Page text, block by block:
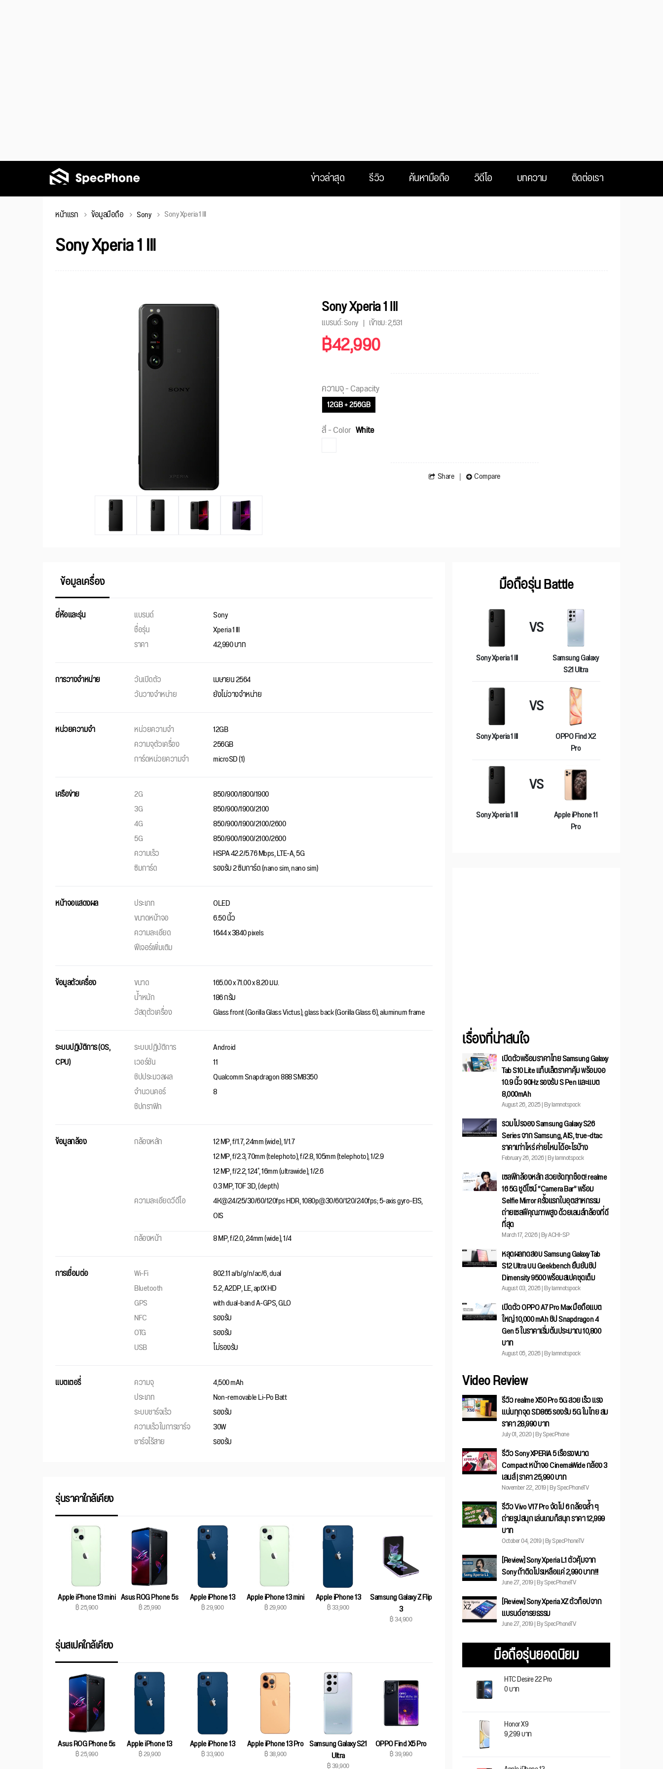
ข่าวล่าสุด รีวิว ค้นหามือถือ วิดีโอ บทความ ติดต่อเรา
หน้าแรก ข้อมูลมือถือ Sony Sony Xperia 1 IIl
Sony Xperia 1 IIl
Sony Xperia 1 IIl
แบรนด์: Sony เข้าชม:2,531
฿42,990
ความจุ - Capacity
12GB + 256GB
สี - Color White
Share Compare
ข้อมูลเครื่อง
ยี่ห้อและรุ่น แบรนด์
Sony
ชื่อรุ่น
Xperia 1 IIl
ราคา
42,990 บาท
การวางจำหน่าย วันเปิดตัว
เมษายน 2564
วันวางจำหน่าย
ยังไม่วางจำหน่าย
หน่วยความจำ หน่วยความจำ
12GB
ความจุตัวเครื่อง
256GB
การ์ดหน่วยความจำ
microSD (1)
เครือข่าย 2G
850/900/1800/1900
3G
850/900/1900/2100
4G
850/900/1900/2100/2600
5G
850/900/1900/2100/2600
ความเร็ว
HSPA 42.2/5.76 Mbps, LTE-A, 5G
ซิมการ์ด
รองรับ 2 ซิมการ์ด (nano sim, nano sim)
หน้าจอแสดงผล ประเภท
OLED
ขนาดหน้าจอ
6.50 นิ้ว
ความละเอียด
1644 x 3840 pixels
ฟีเจอร์เพิ่มเติม
ข้อมูลตัวเครื่อง ขนาด
165.00 x 71.00 x 8.20 มม.
น้ำหนัก
186 กรัม
วัสดุตัวเครื่อง
Glass front (Gorilla Glass Victus), glass back (Gorilla Glass 6), aluminum frame
ระบบปฏิบัติการ (OS,
CPU)
ระบบปฏิบัติการ
Android
เวอร์ชัน
11
ชิปประมวลผล
Qualcomm Snapdragon 888 SM8350
จำนวนคอร์
8
ชิปกราฟิก
ข้อมูลกล้อง กล้องหลัก
12 MP, f/1.7, 24mm (wide), 1/1.7
12 MP, f/2.3, 70mm (telephoto), f/2.8, 105mm (telephoto), 1/2.9
12 MP, f/2.2, 124˚, 16mm (ultrawide), 1/2.6
0.3 MP, TOF 3D, (depth)
ความละเอียดวีดีโอ
4K@24/25/30/60/120fps HDR, 1080p@30/60/120/240fps; 5-axis gyro-EIS,
OIS
กล้องหน้า
8 MP, f/2.0, 24mm (wide), 1/4
การเชื่อมต่อ Wi-Fi
802.11 a/b/g/n/ac/6, dual
Bluetooth
5.2, A2DP, LE, aptX HD
GPS
with dual-band A-GPS, GLO
NFC
รองรับ
OTG
รองรับ
USB
ไม่รองรับ
แบตเตอรี่ ความจุ
4,500 mAh
ประเภท
Non-removable Li-Po Batt
ระบบชาร์จเร็ว
รองรับ
ความเร็วในการชาร์จ
30W
ชาร์จไร้สาย
รองรับ
รุ่นราคาใกล้เคียง
Apple iPhone 13 mini
฿ 25,900
Asus ROG Phone 5s
฿ 25,990
Apple iPhone 13
฿ 29,900
Apple iPhone 13 mini
฿ 29,900
Apple iPhone 13
฿ 33,900
Samsung Galaxy Z Flip
3
฿ 34,900
รุ่นสเปคใกล้เคียง
Asus ROG Phone 5s
฿ 25,990
Apple iPhone 13
฿ 29,900
Apple iPhone 13
฿ 33,900
Apple iPhone 13 Pro
฿ 38,900
Samsung Galaxy S21
Ultra
฿ 39,900
OPPO Find X5 Pro
฿ 39,990
มือถือรุ่น Battle
Sony Xperia 1 IIl
VS
Samsung Galaxy
S21 Ultra
Sony Xperia 1 IIl
VS
OPPO Find X2
Pro
Sony Xperia 1 IIl
VS
Apple iPhone 11
Pro
เรื่องที่น่าสนใจ
เปิดตัวพร้อมราคาไทย Samsung Galaxy
Tab S10 Lite แท็บเล็ตราคาคุ้ม พร้อมจอ
10.9 นิ้ว 90Hz รองรับ S Pen และแบต
8,000mAh
August 26, 2025 | By Iamnotspock
รวมโปรจอง Samsung Galaxy S26
Series จาก Samsung, AIS, true-dtac
ราคาเท่าไหร่ ค่ายไหนได้อะไรบ้าง
February 26, 2026 | By Iamnotspock
เซลฟีกล้องหลัก สวยชัดทุกช็อต! realme
16 5G ชูดีไซน์ “Camera Bar” พร้อม
Selfie Mirror ครั้งแรกในอุตสาหกรรม
ถ่ายเซลฟีคุณภาพสูง ด้วยเลนส์กล้องที่ดี
ที่สุด
March 17, 2026 | By ACHI-SP
หลุดผลทดสอบ Samsung Galaxy Tab
S12 Ultra บน Geekbench ยืนยันชิป
Dimensity 9500 พร้อมสเปคชุดเต็ม
August 03, 2026 | By Iamnotspock
เปิดตัว OPPO A7 Pro Max มือถือแบต
ใหญ่ 10,000 mAh ชิป Snapdragon 4
Gen 5 ในราคาเริ่มต้นประมาณ 10,800
บาท
August 05, 2026 | By Iamnotspock
Video Review
รีวิว realme X50 Pro 5G สวย เร็ว แรง
แน่นทุกจุด SD865 รองรับ 5G ในไทย สม
ราคา 28,990 บาท
July 01, 2020 | By SpecPhone
รีวิว Sony XPERIA 5 เรือธงขนาด
Compact หน้าจอ CinemaWide กล้อง 3
เลนส์ | ราคา 25,990 บาท
November 22, 2019 | By SpecPhoneTV
รีวิว Vivo V17 Pro จัดไป 6 กล้องล้ำ ๆ
ถ่ายรูปสนุก เล่นเกมก็สนุก ราคา 12,999
บาท
October 04, 2019 | By SpecPhoneTV
[Review] Sony Xperia L1 ตัวคุ้มจาก
Sony ถ้าติดโปรเหลือแค่ 2,990 บาท!!!
June 27, 2019 | By SpecPhoneTV
[Review] Sony Xperia XZ ตัวท็อปจาก
แบรนด์อารยธรรม
June 27, 2019 | By SpecPhoneTV
มือถือรุ่นยอดนิยม
HTC Desire 22 Pro
0 บาท
Honor X9
9,299 บาท